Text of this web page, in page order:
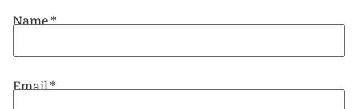
Name*
Email*